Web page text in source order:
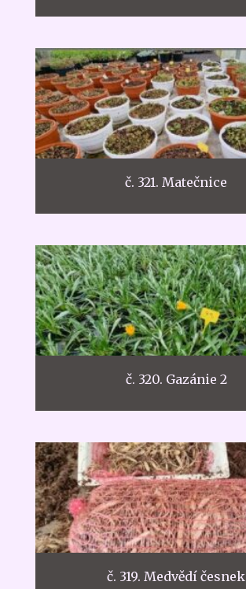
č. 321. Matečnice
č. 320. Gazánie 2
č. 319. Medvědí česnek